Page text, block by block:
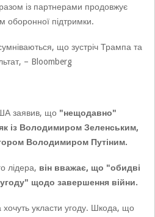
із партнерами продовжує
оборонної підтримки.
що зустріч Трампа та
– Bloomberg
заявив, що "нещодавно"
із Володимиром Зеленським,
Володимиром Путіним.
лідера, він вважає, що "обидві
щодо завершення війни.
укласти угоду. Шкода, що